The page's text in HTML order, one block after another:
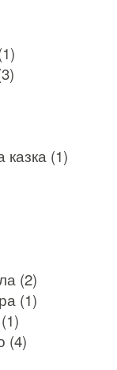
казка (1)
(2)
(1)
(4)